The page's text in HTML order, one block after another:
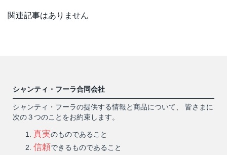
関連記事はありません
シャンティ・フーラ合同会社
シャンティ・フーラの提供する情報と商品について、 皆さまに
次の３つのことをお約束します。
真実のものであること
信頼できるものであること